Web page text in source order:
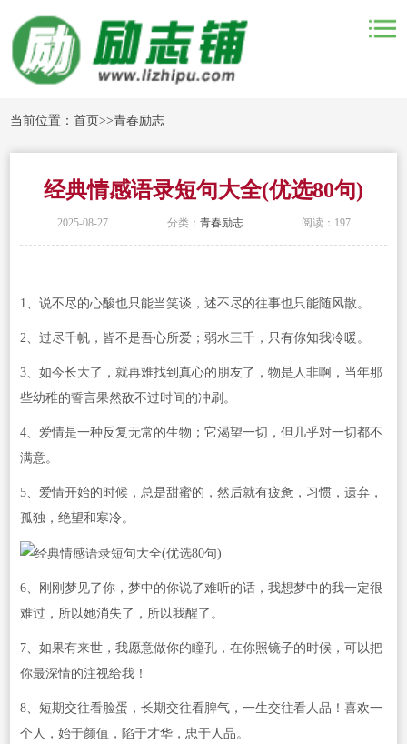
当前位置：首页>>青春励志
经典情感语录短句大全(优选80句)
2025-08-27 分类： 青春励志 阅读：197
1、说不尽的心酸也只能当笑谈，述不尽的往事也只能随风散。
2、过尽千帆，皆不是吾心所爱；弱水三千，只有你知我冷暖。
3、如今长大了，就再难找到真心的朋友了，物是人非啊，当年那
些幼稚的誓言果然敌不过时间的冲刷。
4、爱情是一种反复无常的生物；它渴望一切，但几乎对一切都不
满意。
5、爱情开始的时候，总是甜蜜的，然后就有疲惫，习惯，遗弃，
孤独，绝望和寒冷。
6、刚刚梦见了你，梦中的你说了难听的话，我想梦中的我一定很
难过，所以她消失了，所以我醒了。
7、如果有来世，我愿意做你的瞳孔，在你照镜子的时候，可以把
你最深情的注视给我！
8、短期交往看脸蛋，长期交往看脾气，一生交往看人品！喜欢一
个人，始于颜值，陷于才华，忠于人品。